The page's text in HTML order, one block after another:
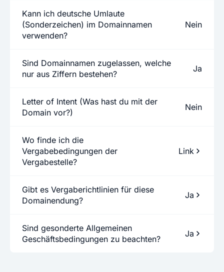
Kann ich deutsche Umlaute
(Sonderzeichen) im Domainnamen
verwenden?
Nein
Sind Domainnamen zugelassen, welche
nur aus Ziffern bestehen?
Ja
Letter of Intent (Was hast du mit der
Domain vor?)
Nein
Wo finde ich die
Vergabebedingungen der
Vergabestelle?
Link
Gibt es Vergaberichtlinien für diese
Domainendung?
Ja
Sind gesonderte Allgemeinen
Geschäftsbedingungen zu beachten?
Ja